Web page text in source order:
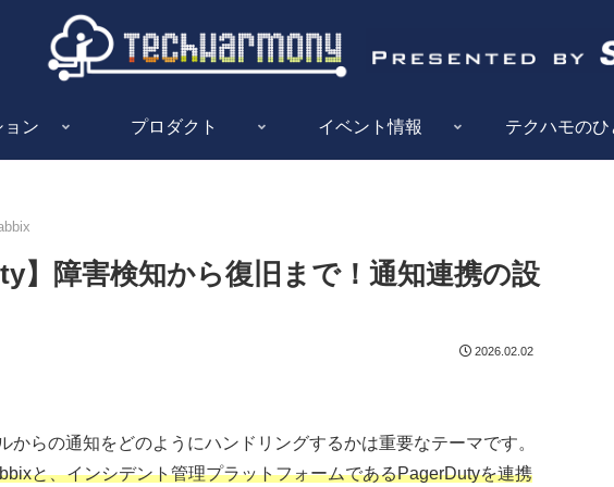
ョン プロダクト イベント情報 テクハモのひ
】障害検知から復旧まで！通知連携の設
2026.02.02
からの通知をどのようにハンドリングするかは重要なテーマです。
と、インシデント管理プラットフォームであるPagerDutyを連携